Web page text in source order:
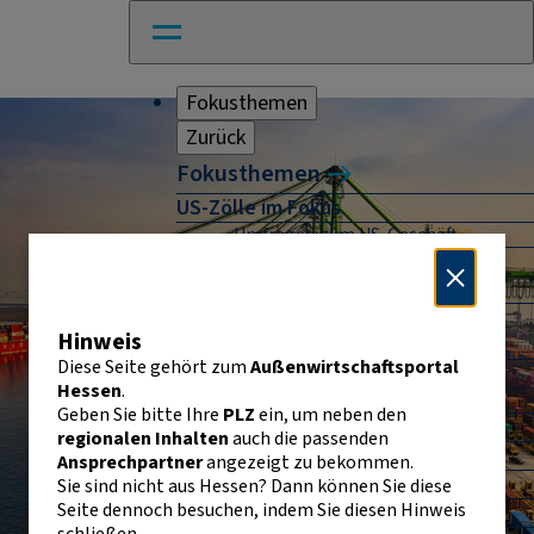
Fokusthemen
Zurück
Fokusthemen
US-Zölle im Fokus
Umfragen zum US-Geschäft
Naher Osten: Auswirkungen für
Absicherung und Finanzierung im
Außenhandel Hessen
CBAM
Entwicklungszusammenarbeit
E-Commerce
E-Rechnung in der EU
Hinweis
Diese Seite gehört zumAußenwirtschaftsportal
Hessen.
Geben Sie bitte Ihre PLZein, um neben den
regionalen Inhaltenauch die passenden
Ansprechpartnerangezeigt zu bekommen.
Sie sind nicht aus Hessen? Dann können Sie diese
Seite dennoch besuchen, indem Sie diesen Hinweis